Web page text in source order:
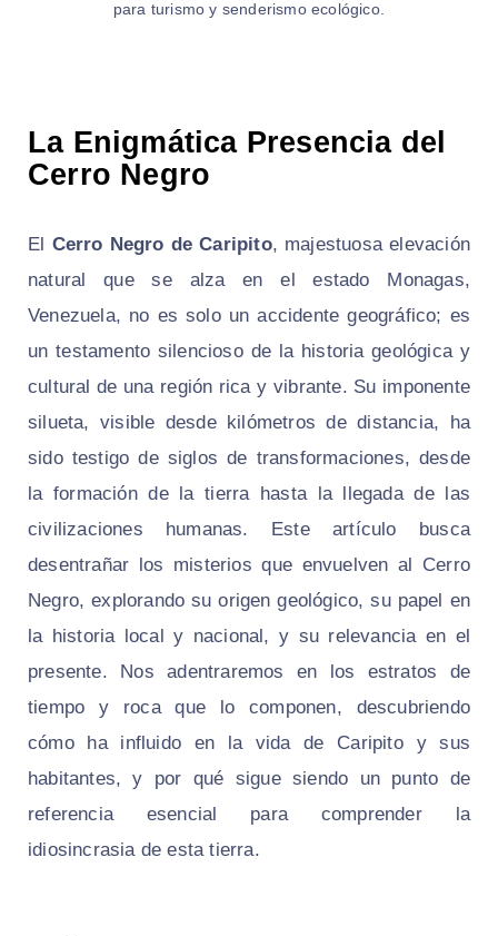
para turismo y senderismo ecológico.
La Enigmática Presencia del
Cerro Negro
El Cerro Negro de Caripito, majestuosa elevación
natural que se alza en el estado Monagas,
Venezuela, no es solo un accidente geográfico; es
un testamento silencioso de la historia geológica y
cultural de una región rica y vibrante. Su imponente
silueta, visible desde kilómetros de distancia, ha
sido testigo de siglos de transformaciones, desde
la formación de la tierra hasta la llegada de las
civilizaciones humanas. Este artículo busca
desentrañar los misterios que envuelven al Cerro
Negro, explorando su origen geológico, su papel en
la historia local y nacional, y su relevancia en el
presente. Nos adentraremos en los estratos de
tiempo y roca que lo componen, descubriendo
cómo ha influido en la vida de Caripito y sus
habitantes, y por qué sigue siendo un punto de
referencia esencial para comprender la
idiosincrasia de esta tierra.